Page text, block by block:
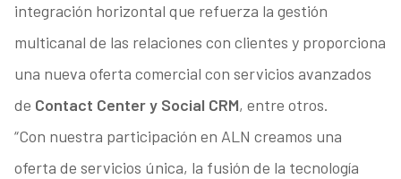
integración horizontal que refuerza la gestión
multicanal de las relaciones con clientes y proporciona
una nueva oferta comercial con servicios avanzados
de Contact Center y Social CRM, entre otros.
“Con nuestra participación en ALN creamos una
oferta de servicios única, la fusión de la tecnología